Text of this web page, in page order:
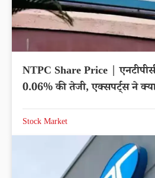
NTPC Share Price |
0.06% की तेजी, एक्सपर्ट्स ने
Stock Market